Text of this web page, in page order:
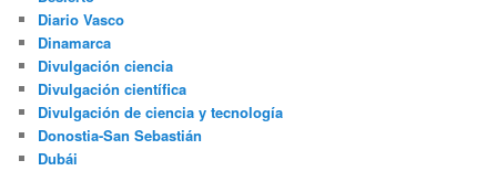
Diario Vasco
Dinamarca
Divulgación ciencia
Divulgación científica
Divulgación de ciencia y tecnología
Donostia-San Sebastián
Dubái